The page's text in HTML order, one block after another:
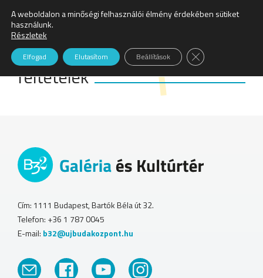
Keresés:
Általános szerződési
feltételek
Cím: 1111 Budapest, Bartók Béla út 32.
Telefon: +36 1 787 0045
E-mail: b32@ujbudakozpont.hu
A weboldalon a minőségi felhasználói élmény érdekében sütiket
használunk.
Részletek
Elfogad Elutasítom Beállítások Close GDPR